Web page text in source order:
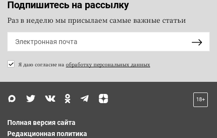
Подпишитесь на рассылку
Раз в неделю мы присылаем самые важные статьи
Я даю согласие на обработку персональных данных
18+
Полная версия сайта
Редакционная политика